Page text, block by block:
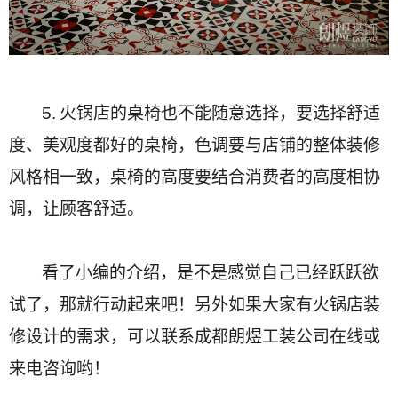
5. 火锅店的桌椅也不能随意选择，要选择舒适
度、美观度都好的桌椅，色调要与店铺的整体装修
风格相一致，桌椅的高度要结合消费者的高度相协
调，让顾客舒适。
看了小编的介绍，是不是感觉自己已经跃跃欲
试了，那就行动起来吧！另外如果大家有火锅店装
修设计的需求，可以联系成都朗煜工装公司在线或
来电咨询哟！